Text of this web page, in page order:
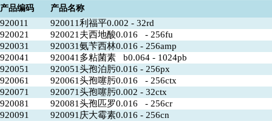
产品编码 产品名称
920011
920011利福平0.002 - 32rd
920021
920021夫西地酸0.016 - 256fu
920031
920031氨苄西林0.016 - 256amp
920041
920041多粘菌素 b0.064 - 1024pb
920051
920051头孢泊肟0.016 - 256px
920061
920061头孢噻肟0.016 - 256ctx
920071
920071头孢噻肟0.002 - 32ctx
920081
920081头孢匹罗0.016 - 256cr
920091
920091庆大霉素0.016 - 256cn